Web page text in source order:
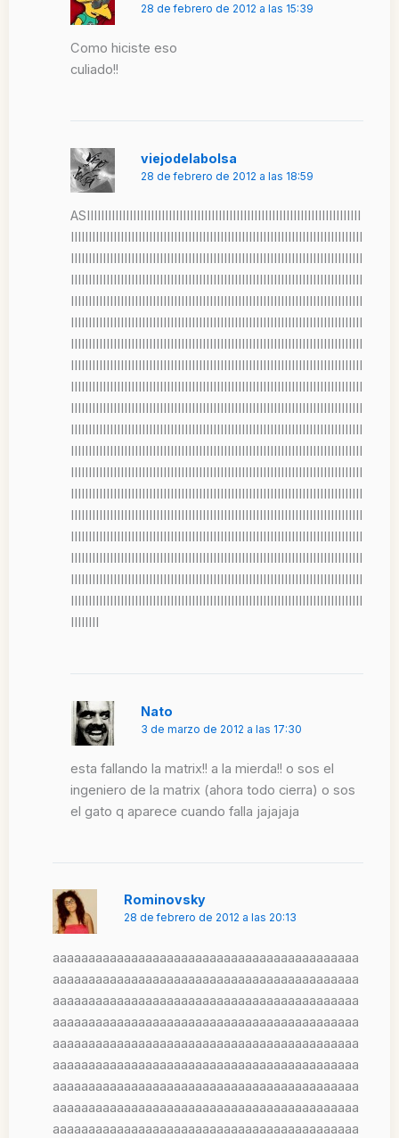
28 de febrero de 2012 a las 15:39
Como hiciste eso
culiado!!
viejodelabolsa
28 de febrero de 2012 a las 18:59
ASIIIIIIIIIIIIIIIIIIIIIIIIIIIIIIIIIIIIIIIIIIIIIIIIIIIIIIIIIIIIIIIIIIIIIIIIIIIII
IIIIIIIIIIIIIIIIIIIIIIIIIIIIIIIIIIIIIIIIIIIIIIIIIIIIIIIIIIIIIIIIIIIIIIIIIIIIIIIIII
IIIIIIIIIIIIIIIIIIIIIIIIIIIIIIIIIIIIIIIIIIIIIIIIIIIIIIIIIIIIIIIIIIIIIIIIIIIIIIIIII
IIIIIIIIIIIIIIIIIIIIIIIIIIIIIIIIIIIIIIIIIIIIIIIIIIIIIIIIIIIIIIIIIIIIIIIIIIIIIIIIII
IIIIIIIIIIIIIIIIIIIIIIIIIIIIIIIIIIIIIIIIIIIIIIIIIIIIIIIIIIIIIIIIIIIIIIIIIIIIIIIIII
IIIIIIIIIIIIIIIIIIIIIIIIIIIIIIIIIIIIIIIIIIIIIIIIIIIIIIIIIIIIIIIIIIIIIIIIIIIIIIIIII
IIIIIIIIIIIIIIIIIIIIIIIIIIIIIIIIIIIIIIIIIIIIIIIIIIIIIIIIIIIIIIIIIIIIIIIIIIIIIIIIII
IIIIIIIIIIIIIIIIIIIIIIIIIIIIIIIIIIIIIIIIIIIIIIIIIIIIIIIIIIIIIIIIIIIIIIIIIIIIIIIIII
IIIIIIIIIIIIIIIIIIIIIIIIIIIIIIIIIIIIIIIIIIIIIIIIIIIIIIIIIIIIIIIIIIIIIIIIIIIIIIIIII
IIIIIIIIIIIIIIIIIIIIIIIIIIIIIIIIIIIIIIIIIIIIIIIIIIIIIIIIIIIIIIIIIIIIIIIIIIIIIIIIII
IIIIIIIIIIIIIIIIIIIIIIIIIIIIIIIIIIIIIIIIIIIIIIIIIIIIIIIIIIIIIIIIIIIIIIIIIIIIIIIIII
IIIIIIIIIIIIIIIIIIIIIIIIIIIIIIIIIIIIIIIIIIIIIIIIIIIIIIIIIIIIIIIIIIIIIIIIIIIIIIIIII
IIIIIIIIIIIIIIIIIIIIIIIIIIIIIIIIIIIIIIIIIIIIIIIIIIIIIIIIIIIIIIIIIIIIIIIIIIIIIIIIII
IIIIIIIIIIIIIIIIIIIIIIIIIIIIIIIIIIIIIIIIIIIIIIIIIIIIIIIIIIIIIIIIIIIIIIIIIIIIIIIIII
IIIIIIIIIIIIIIIIIIIIIIIIIIIIIIIIIIIIIIIIIIIIIIIIIIIIIIIIIIIIIIIIIIIIIIIIIIIIIIIIII
IIIIIIIIIIIIIIIIIIIIIIIIIIIIIIIIIIIIIIIIIIIIIIIIIIIIIIIIIIIIIIIIIIIIIIIIIIIIIIIIII
IIIIIIIIIIIIIIIIIIIIIIIIIIIIIIIIIIIIIIIIIIIIIIIIIIIIIIIIIIIIIIIIIIIIIIIIIIIIIIIIII
IIIIIIIIIIIIIIIIIIIIIIIIIIIIIIIIIIIIIIIIIIIIIIIIIIIIIIIIIIIIIIIIIIIIIIIIIIIIIIIIII
IIIIIIIIIIIIIIIIIIIIIIIIIIIIIIIIIIIIIIIIIIIIIIIIIIIIIIIIIIIIIIIIIIIIIIIIIIIIIIIIII
IIIIIIII
Nato
3 de marzo de 2012 a las 17:30
esta fallando la matrix!! a la mierda!! o sos el
ingeniero de la matrix (ahora todo cierra) o sos
el gato q aparece cuando falla jajajaja
Rominovsky
28 de febrero de 2012 a las 20:13
aaaaaaaaaaaaaaaaaaaaaaaaaaaaaaaaaaaaaaaaaaa
aaaaaaaaaaaaaaaaaaaaaaaaaaaaaaaaaaaaaaaaaaa
aaaaaaaaaaaaaaaaaaaaaaaaaaaaaaaaaaaaaaaaaaa
aaaaaaaaaaaaaaaaaaaaaaaaaaaaaaaaaaaaaaaaaaa
aaaaaaaaaaaaaaaaaaaaaaaaaaaaaaaaaaaaaaaaaaa
aaaaaaaaaaaaaaaaaaaaaaaaaaaaaaaaaaaaaaaaaaa
aaaaaaaaaaaaaaaaaaaaaaaaaaaaaaaaaaaaaaaaaaa
aaaaaaaaaaaaaaaaaaaaaaaaaaaaaaaaaaaaaaaaaaa
aaaaaaaaaaaaaaaaaaaaaaaaaaaaaaaaaaaaaaaaaaa